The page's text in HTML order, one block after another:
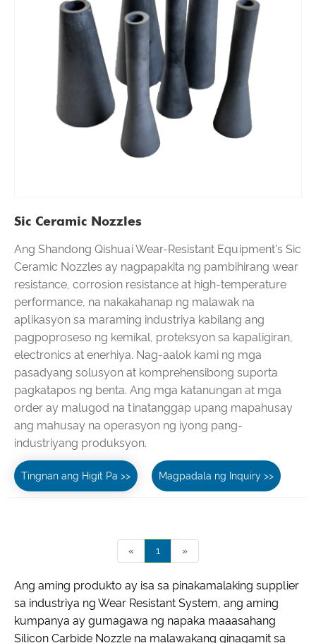
Sic Ceramic Nozzles
Ang Shandong Qishuai Wear-Resistant Equipment's Sic
Ceramic Nozzles ay nagpapakita ng pambihirang wear
resistance, corrosion resistance at high-temperature
performance, na nakakahanap ng malawak na
aplikasyon sa maraming industriya kabilang ang
pagpoproseso ng kemikal, proteksyon sa kapaligiran,
electronics at enerhiya. Nag-aalok kami ng mga
pasadyang solusyon at komprehensibong suporta
pagkatapos ng benta. Ang mga katanungan at mga
order ay malugod na tinatanggap upang mapahusay
ang mahusay na operasyon ng iyong pang-
industriyang produksyon.
Tingnan ang Higit Pa >> Magpadala ng Inquiry >>
« 1 »
Ang aming produkto ay isa sa pinakamalaking supplier
sa industriya ng Wear Resistant System, ang aming
kumpanya ay gumagawa ng napaka maaasahang
Silicon Carbide Nozzle na malawakang ginagamit sa